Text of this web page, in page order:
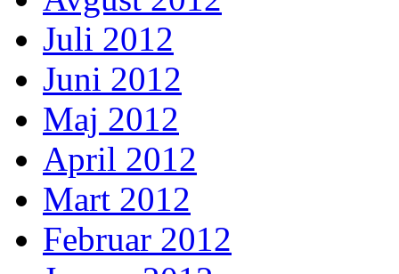
Juli 2012
Juni 2012
Maj 2012
April 2012
Mart 2012
Februar 2012